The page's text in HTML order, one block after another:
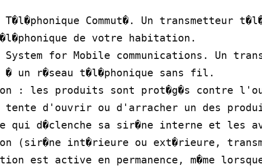
T�l�phonique Commut�. Un transmetteur
de votre habitation.
System for Mobile communications. Un
� un r�seau t�l�phonique sans fil.
: les produits sont prot�g�s contre
d'ouvrir ou d'arracher un des
qui d�clenche sa sir�ne interne et les
(sir�ne int�rieure ou ext�rieure,
est active en permanence, m�me